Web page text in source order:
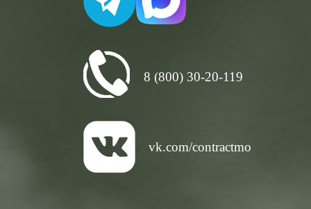
8 (800) 30-20-119
vk.com/contractmo